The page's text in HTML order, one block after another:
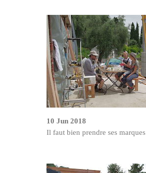
10 Jun 2018
Il faut bien prendre ses marques